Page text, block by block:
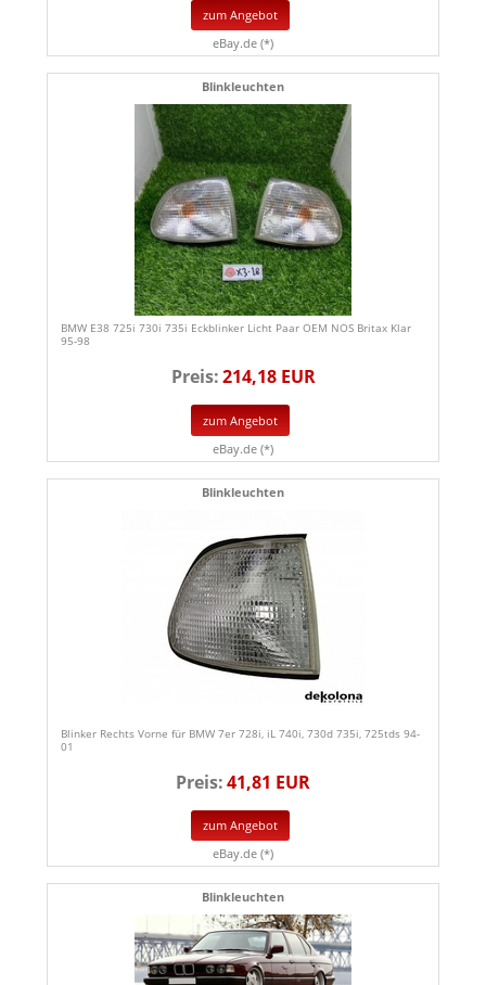
zum Angebot
eBay.de (*)
Blinkleuchten
BMW E38 725i 730i 735i Eckblinker Licht Paar OEM NOS Britax Klar
95-98
Preis:214,18 EUR
zum Angebot
eBay.de (*)
Blinkleuchten
Blinker Rechts Vorne für BMW 7er 728i, iL 740i, 730d 735i, 725tds 94-
01
Preis:41,81 EUR
zum Angebot
eBay.de (*)
Blinkleuchten